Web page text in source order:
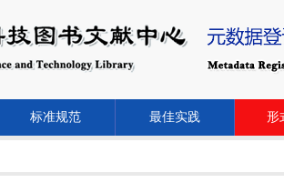
标准规范 最佳实践 形